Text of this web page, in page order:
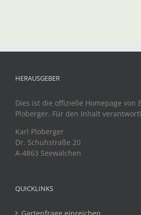
HERAUSGEBER
Dies ist die offizielle Homepage von
Ploberger. Für den Inhalt
Karl Ploberger
Dr. Schuhstraße 20
A-4863 Seewalchen
QUICKLINKS
Gartenfrage einreichen